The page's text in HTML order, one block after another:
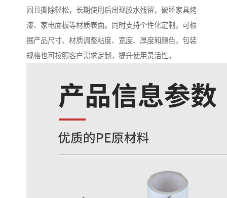
固且撕除轻松，长期使用后出现胶水残留，破坏家具烤
漆、家电面板等材质表面。同时支持个性化定制，可根
据产品尺寸、材质调整粘度、宽度、厚度和颜色，包装
规格也可按照客户需求定制，提升使用灵活性。